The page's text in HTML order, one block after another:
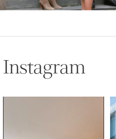
Instagram